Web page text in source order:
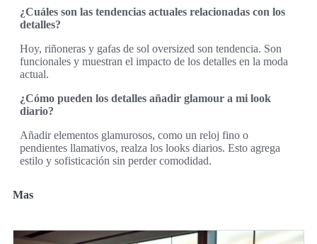
¿Cuáles son las tendencias actuales relacionadas con los
detalles?
Hoy, riñoneras y gafas de sol oversized son tendencia. Son
funcionales y muestran el impacto de los detalles en la moda
actual.
¿Cómo pueden los detalles añadir glamour a mi look
diario?
Añadir elementos glamurosos, como un reloj fino o
pendientes llamativos, realza los looks diarios. Esto agrega
estilo y sofisticación sin perder comodidad.
Mas